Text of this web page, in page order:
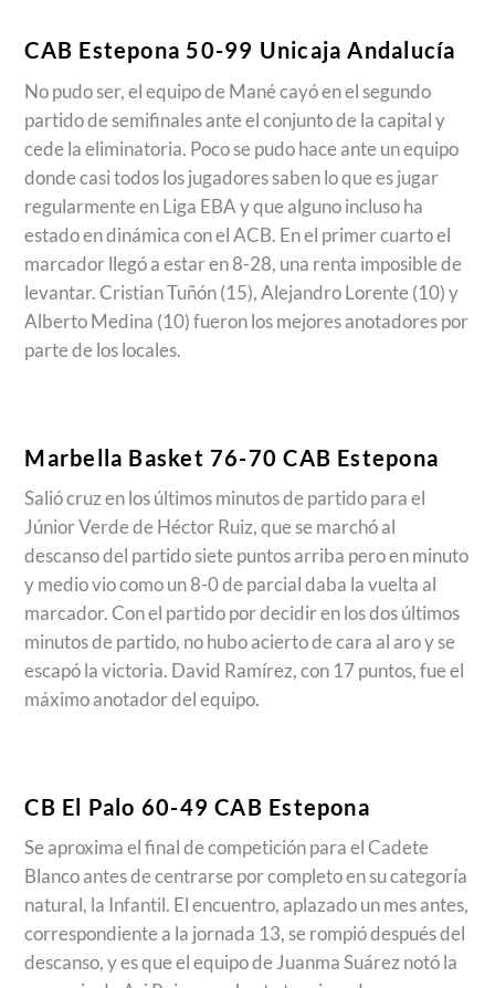
CAB Estepona 50-99 Unicaja Andalucía
No pudo ser, el equipo de Mané cayó en el segundo
partido de semifinales ante el conjunto de la capital y
cede la eliminatoria. Poco se pudo hace ante un equipo
donde casi todos los jugadores saben lo que es jugar
regularmente en Liga EBA y que alguno incluso ha
estado en dinámica con el ACB. En el primer cuarto el
marcador llegó a estar en 8-28, una renta imposible de
levantar. Cristian Tuñón (15), Alejandro Lorente (10) y
Alberto Medina (10) fueron los mejores anotadores por
parte de los locales.
Marbella Basket 76-70 CAB Estepona
Salió cruz en los últimos minutos de partido para el
Júnior Verde de Héctor Ruiz, que se marchó al
descanso del partido siete puntos arriba pero en minuto
y medio vio como un 8-0 de parcial daba la vuelta al
marcador. Con el partido por decidir en los dos últimos
minutos de partido, no hubo acierto de cara al aro y se
escapó la victoria. David Ramírez, con 17 puntos, fue el
máximo anotador del equipo.
CB El Palo 60-49 CAB Estepona
Se aproxima el final de competición para el Cadete
Blanco antes de centrarse por completo en su categoría
natural, la Infantil. El encuentro, aplazado un mes antes,
correspondiente a la jornada 13, se rompió después del
descanso, y es que el equipo de Juanma Suárez notó la